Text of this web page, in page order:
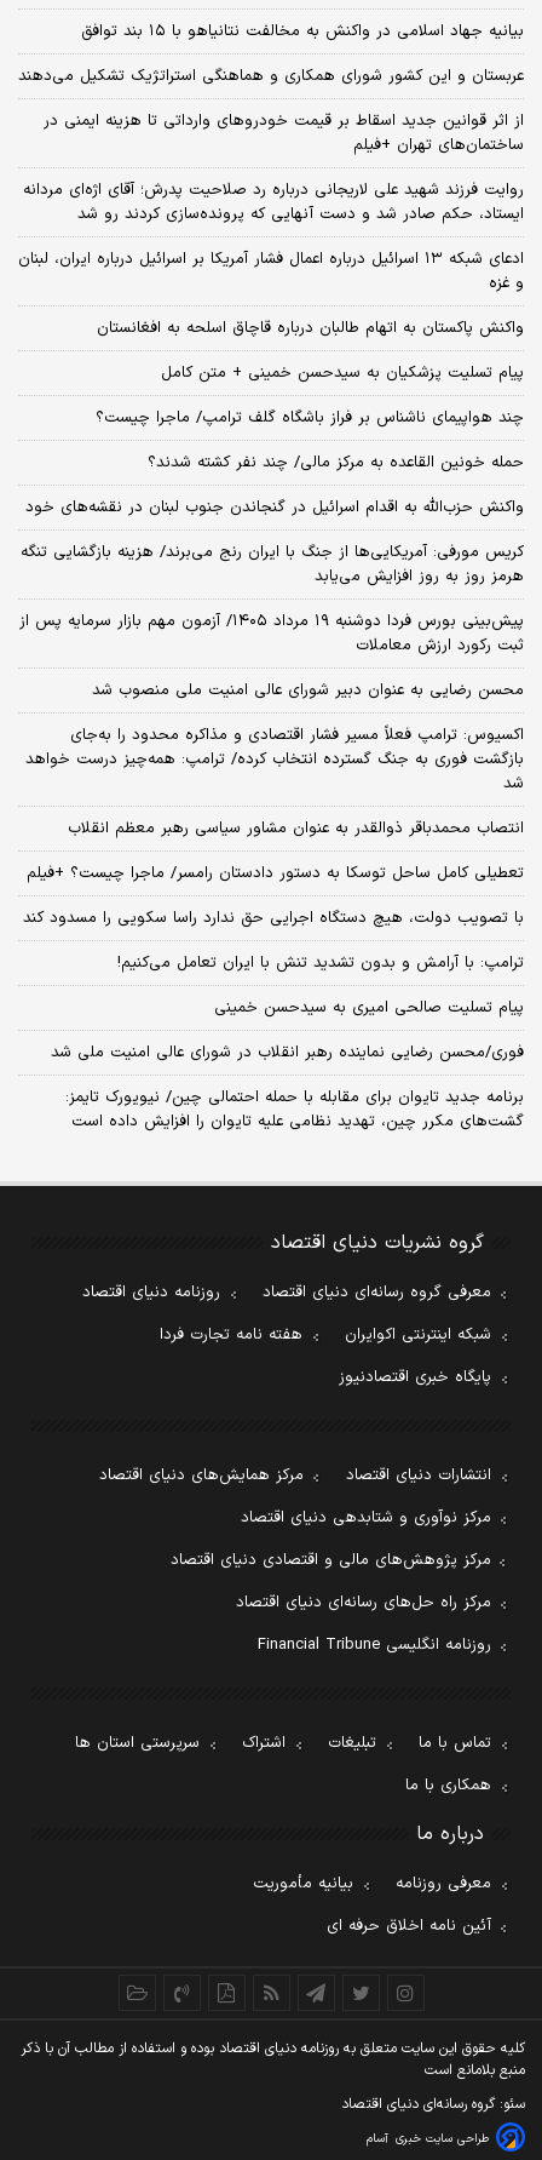
بیانیه جهاد اسلامی در واکنش به مخالفت نتانیاهو با ۱۵ بند توافق
عربستان و این کشور شورای همکاری و هماهنگی استراتژیک تشکیل می‌دهند
از اثر قوانین جدید اسقاط بر قیمت خودروهای وارداتی تا هزینه ایمنی در
ساختمان‌های تهران +فیلم
روایت فرزند شهید علی لاریجانی درباره رد صلاحیت پدرش؛ آقای اژه‌ای مردانه
ایستاد، حکم صادر شد و دست آنهایی که پرونده‌سازی کردند رو شد
ادعای شبکه ۱۳ اسرائیل درباره اعمال فشار آمریکا بر اسرائیل درباره ایران، لبنان
و غزه
واکنش پاکستان به اتهام طالبان درباره قاچاق اسلحه به افغانستان
پیام تسلیت پزشکیان به سیدحسن خمینی + متن کامل
چند هواپیمای ناشناس بر فراز باشگاه گلف ترامپ/ ماجرا چیست؟
حمله خونین القاعده به مرکز مالی/ چند نفر کشته شدند؟
واکنش حزب‌الله به اقدام اسرائیل در گنجاندن جنوب لبنان در نقشه‌های خود
کریس مورفی: آمریکایی‌ها از جنگ با ایران رنج می‌برند/ هزینه بازگشایی تنگه
هرمز روز به روز افزایش می‌یابد
​پیش‌بینی بورس فردا دوشنبه ۱۹ مرداد ۱۴۰۵/ آزمون مهم بازار سرمایه پس از
ثبت رکورد ارزش معاملات
محسن رضایی به عنوان دبیر شورای عالی امنیت ملی منصوب شد
اکسیوس: ترامپ فعلاً مسیر فشار اقتصادی و مذاکره محدود را به‌جای
بازگشت فوری به جنگ گسترده انتخاب کرده/ ترامپ: همه‌چیز درست خواهد
شد
انتصاب محمدباقر ذوالقدر به عنوان مشاور سیاسی رهبر معظم انقلاب
تعطیلی کامل ساحل توسکا به دستور دادستان رامسر/ ماجرا چیست؟ +فیلم
با تصویب دولت، هیچ دستگاه اجرایی حق ندارد راسا سکویی را مسدود کند
ترامپ: با آرامش و بدون تشدید تنش با ایران تعامل می‌کنیم!
پیام تسلیت صالحی امیری به سیدحسن خمینی
فوری/محسن رضایی نماینده رهبر انقلاب در شورای عالی امنیت ملی شد
برنامه جدید تایوان برای مقابله با حمله احتمالی چین/ نیویورک تایمز:
گشت‌های مکرر چین، تهدید نظامی علیه تایوان را افزایش داده است
گروه نشریات دنیای اقتصاد
معرفی گروه رسانه‌ای دنیای اقتصاد
روزنامه دنیای اقتصاد
شبکه اینترنتی اکوایران
هفته نامه تجارت فردا
پایگاه خبری اقتصادنیوز
انتشارات دنیای اقتصاد
مرکز همایش‌های دنیای اقتصاد
مرکز نوآوری و شتابدهی دنیای اقتصاد
مرکز پژوهش‌های مالی و اقتصادی دنیای اقتصاد
مرکز راه حل‌های رسانه‌ای دنیای اقتصاد
روزنامه انگلیسی Financial Tribune
تماس با ما تبلیغات اشتراک
سرپرستی استان ها
همکاری با ما
درباره ما
معرفی روزنامه
بیانیه مأموریت
آئین نامه اخلاق حرفه ای
کليه حقوق اين سايت متعلق به روزنامه دنيای اقتصاد بوده و استفاده از مطالب آن با ذکر
منبع بلامانع است
سئو: گروه رسانه‌ای دنیای اقتصاد
طراحی سایت خبری آسام